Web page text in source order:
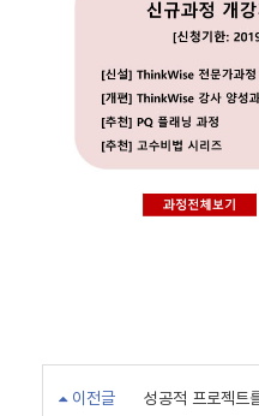
이전글 성공적 프로젝트